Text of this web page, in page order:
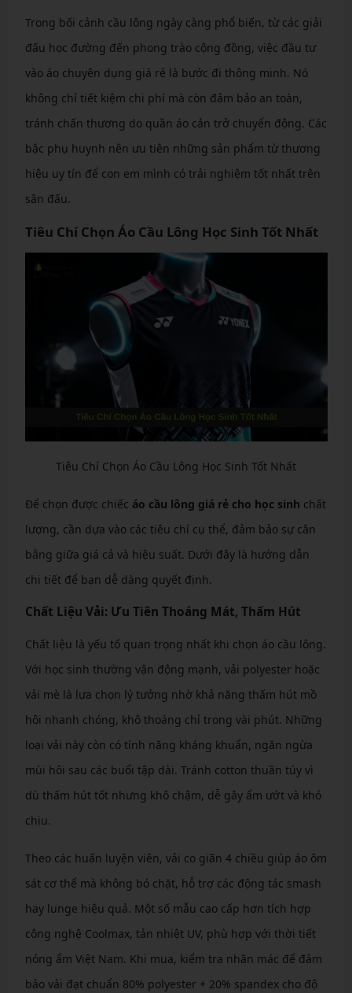
Trong bối cảnh cầu lông ngày càng phổ biến, từ các giải
đấu học đường đến phong trào cộng đồng, việc đầu tư
vào áo chuyên dụng giá rẻ là bước đi thông minh. Nó
không chỉ tiết kiệm chi phí mà còn đảm bảo an toàn,
tránh chấn thương do quần áo cản trở chuyển động. Các
bậc phụ huynh nên ưu tiên những sản phẩm từ thương
hiệu uy tín để con em mình có trải nghiệm tốt nhất trên
sân đấu.
Tiêu Chí Chọn Áo Cầu Lông Học Sinh Tốt Nhất
Tiêu Chí Chọn Áo Cầu Lông Học Sinh Tốt Nhất
Để chọn được chiếc áo cầu lông giá rẻ cho học sinh chất
lượng, cần dựa vào các tiêu chí cụ thể, đảm bảo sự cân
bằng giữa giá cả và hiệu suất. Dưới đây là hướng dẫn
chi tiết để bạn dễ dàng quyết định.
Chất Liệu Vải: Ưu Tiên Thoáng Mát, Thấm Hút
Chất liệu là yếu tố quan trọng nhất khi chọn áo cầu lông.
Với học sinh thường vận động mạnh, vải polyester hoặc
vải mè là lựa chọn lý tưởng nhờ khả năng thấm hút mồ
hôi nhanh chóng, khô thoáng chỉ trong vài phút. Những
loại vải này còn có tính năng kháng khuẩn, ngăn ngừa
mùi hôi sau các buổi tập dài. Tránh cotton thuần túy vì
dù thấm hút tốt nhưng khô chậm, dễ gây ẩm ướt và khó
chịu.
Theo các huấn luyện viên, vải co giãn 4 chiều giúp áo ôm
sát cơ thể mà không bó chặt, hỗ trợ các động tác smash
hay lunge hiệu quả. Một số mẫu cao cấp hơn tích hợp
công nghệ Coolmax, tản nhiệt UV, phù hợp với thời tiết
nóng ẩm Việt Nam. Khi mua, kiểm tra nhãn mác để đảm
bảo vải đạt chuẩn 80% polyester + 20% spandex cho độ